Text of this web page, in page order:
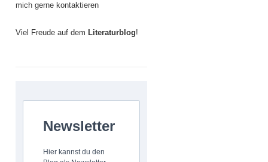
mich gerne kontaktieren
Viel Freude auf dem Literaturblog!
Newsletter
Hier kannst du den